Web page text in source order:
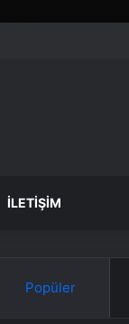
İLETIŞIM
Popüler